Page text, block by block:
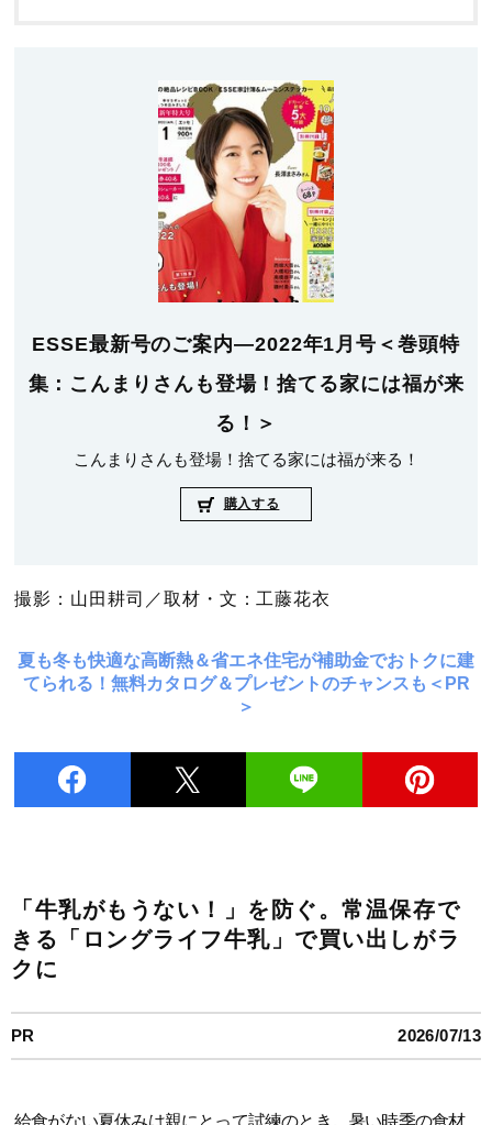
ESSE最新号のご案内―2022年1月号＜巻頭特
集：こんまりさんも登場！捨てる家には福が来
る！＞
こんまりさんも登場！捨てる家には福が来る！
購入する
撮影：山田耕司／取材・文：工藤花衣
夏も冬も快適な高断熱＆省エネ住宅が補助金でおトクに建
てられる！無料カタログ＆プレゼントのチャンスも＜PR
＞
「牛乳がもうない！」を防ぐ。常温保存で
きる「ロングライフ牛乳」で買い出しがラ
クに
PR 2026/07/13